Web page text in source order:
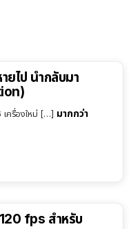
ยไป นำกลับมา
เครื่องใหม่ […] มากกว่า
fps สำหรับ